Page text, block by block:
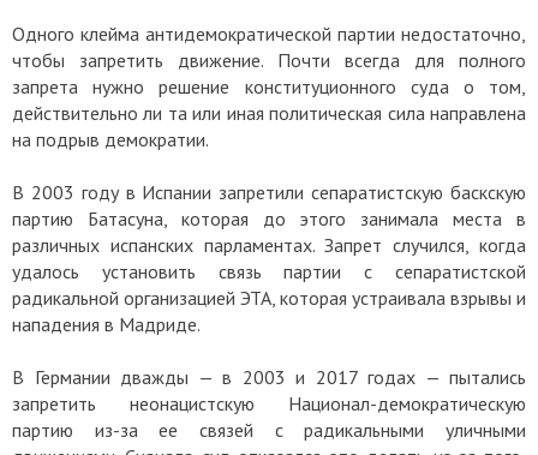
Одного клейма антидемократической партии недостаточно,
чтобы запретить движение. Почти всегда для полного
запрета нужно решение конституционного суда о том,
действительно ли та или иная политическая сила направлена
на подрыв демократии.
В 2003 году в Испании запретили сепаратистскую баскскую
партию Батасуна, которая до этого занимала места в
различных испанских парламентах. Запрет случился, когда
удалось установить связь партии с сепаратистской
радикальной организацией ЭТА, которая устраивала взрывы и
нападения в Мадриде.
В Германии дважды — в 2003 и 2017 годах — пытались
запретить неонацистскую Национал-демократическую
партию из-за ее связей с радикальными уличными